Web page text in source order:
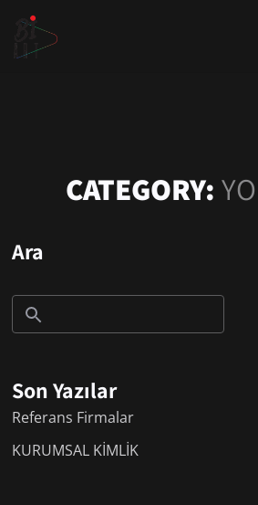
CATEGORY:
Ara
Son Yazılar
Referans Firmalar
KURUMSAL KİMLİK